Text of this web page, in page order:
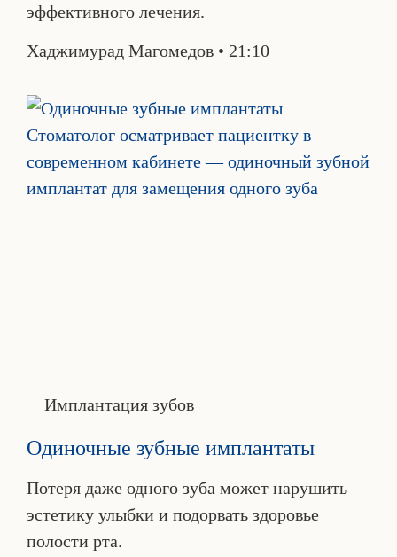
эффективного лечения.
Хаджимурад Магомедов 21:10
Имплантация зубов
Одиночные зубные имплантаты
Потеря даже одного зуба может нарушить
эстетику улыбки и подорвать здоровье
полости рта.